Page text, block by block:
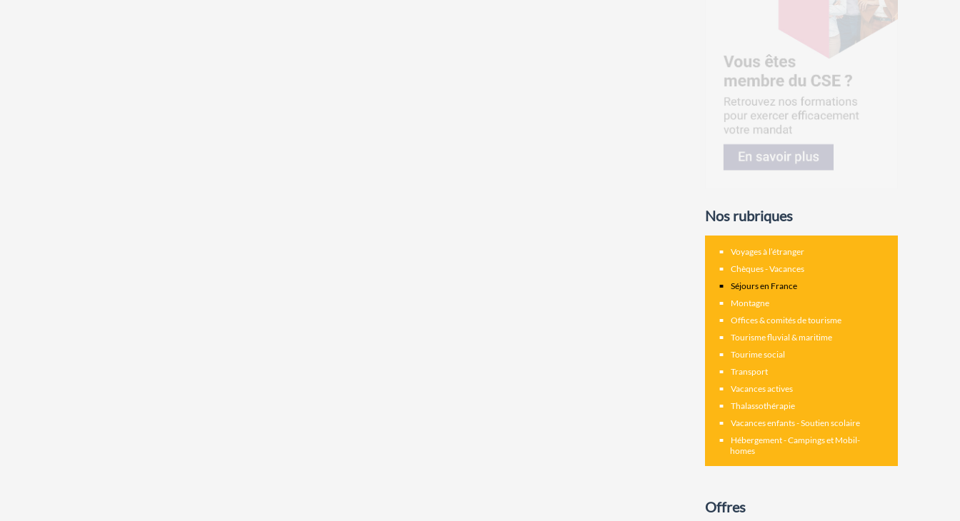
Nos rubriques
Voyages à l’étranger
Chèques - Vacances
Séjours en France
Montagne
Offices & comités de tourisme
Tourisme fluvial & maritime
Tourime social
Transport
Vacances actives
Thalassothérapie
Vacances enfants - Soutien scolaire
Hébergement - Campings et Mobil-
homes
Offres